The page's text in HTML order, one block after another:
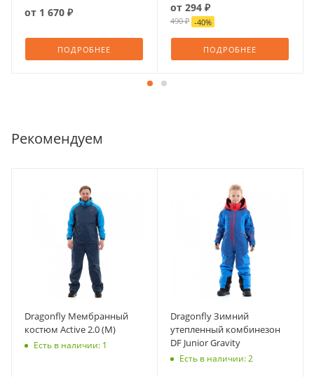
от 1 670 ₽
ПОДРОБНЕЕ
от 294 ₽
490 ₽ -40%
ПОДРОБНЕЕ
Рекомендуем
Dragonfly Мембранный
костюм Active 2.0 (М)
Есть в наличии: 1
Dragonfly Зимний
утепленный комбинезон
DF Junior Gravity
Есть в наличии: 2